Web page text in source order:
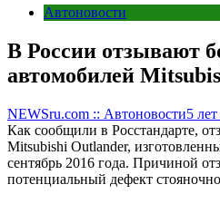
Автоновости
В России отзывают
автомобилей
NEWSru.com :: Автоновости5
Как сообщили в Росстандарте,
Mitsubishi Outlander,
сентябрь 2016 года. Причиной
потенциальный дефект